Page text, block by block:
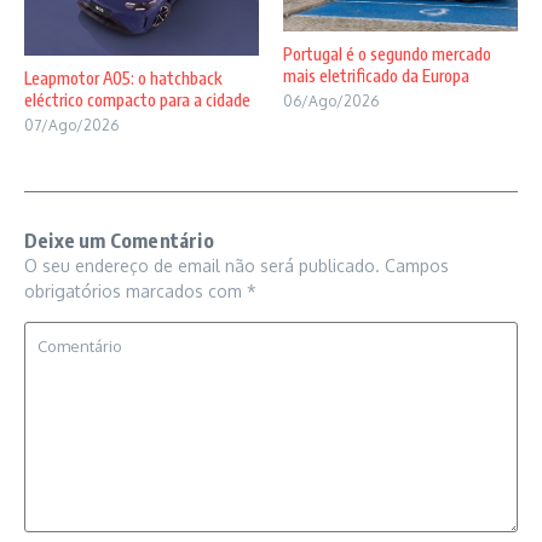
Leapmotor A05: o hatchback
eléctrico compacto para a cidade
07/Ago/2026
Portugal é o segundo mercado
mais eletrificado da Europa
06/Ago/2026
Deixe um Comentário
O seu endereço de email não será publicado. Campos
obrigatórios marcados com *